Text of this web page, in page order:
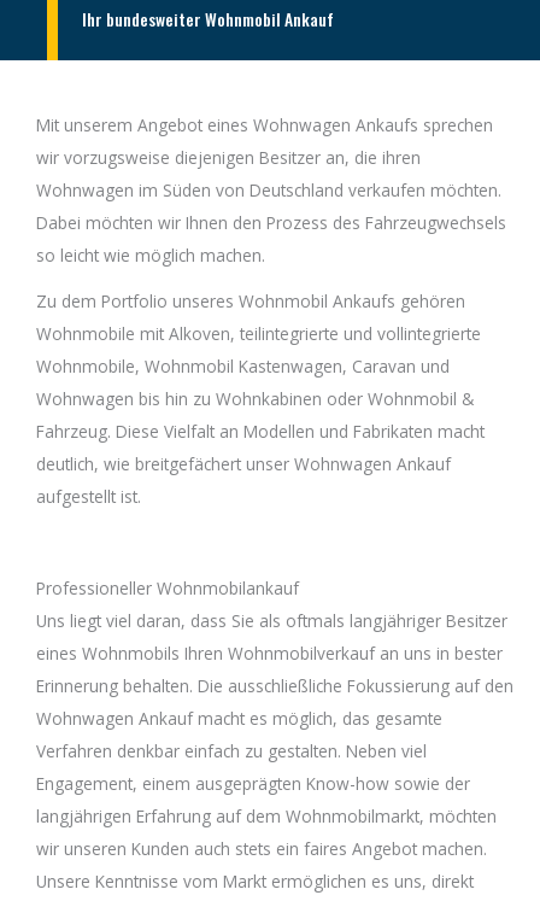
Ihr bundesweiter Wohnmobil Ankauf
Mit unserem Angebot eines Wohnwagen Ankaufs sprechen
wir vorzugsweise diejenigen Besitzer an, die ihren
Wohnwagen im Süden von Deutschland verkaufen möchten.
Dabei möchten wir Ihnen den Prozess des Fahrzeugwechsels
so leicht wie möglich machen.
Zu dem Portfolio unseres Wohnmobil Ankaufs gehören
Wohnmobile mit Alkoven, teilintegrierte und vollintegrierte
Wohnmobile, Wohnmobil Kastenwagen, Caravan und
Wohnwagen bis hin zu Wohnkabinen oder Wohnmobil &
Fahrzeug. Diese Vielfalt an Modellen und Fabrikaten macht
deutlich, wie breitgefächert unser Wohnwagen Ankauf
aufgestellt ist.
Professioneller Wohnmobilankauf
Uns liegt viel daran, dass Sie als oftmals langjähriger Besitzer
eines Wohnmobils Ihren Wohnmobilverkauf an uns in bester
Erinnerung behalten. Die ausschließliche Fokussierung auf den
Wohnwagen Ankauf macht es möglich, das gesamte
Verfahren denkbar einfach zu gestalten. Neben viel
Engagement, einem ausgeprägten Know-how sowie der
langjährigen Erfahrung auf dem Wohnmobilmarkt, möchten
wir unseren Kunden auch stets ein faires Angebot machen.
Unsere Kenntnisse vom Markt ermöglichen es uns, direkt